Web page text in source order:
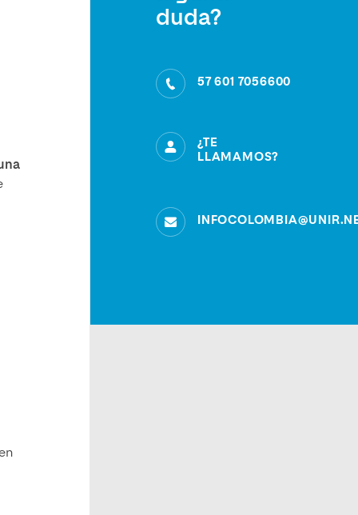
duda?
57 601 7056600
¿TE
LLAMAMOS?